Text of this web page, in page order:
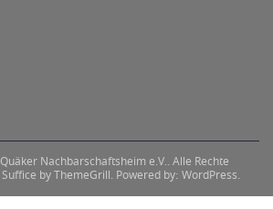
Quäker Nachbarschaftsheim e.V.. Alle Rechte
Suffice by ThemeGrill. Powered by: WordPress.